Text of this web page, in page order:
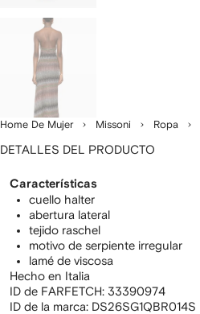
Home De Mujer Missoni Ropa
DETALLES DEL PRODUCTO
Características
cuello halter
abertura lateral
tejido raschel
motivo de serpiente irregular
lamé de viscosa
Hecho en Italia
ID de FARFETCH: 33390974
ID de la marca: DS26SG1QBR014S